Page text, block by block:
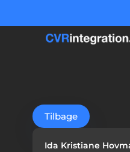
Tilbage
Ida Kristiane